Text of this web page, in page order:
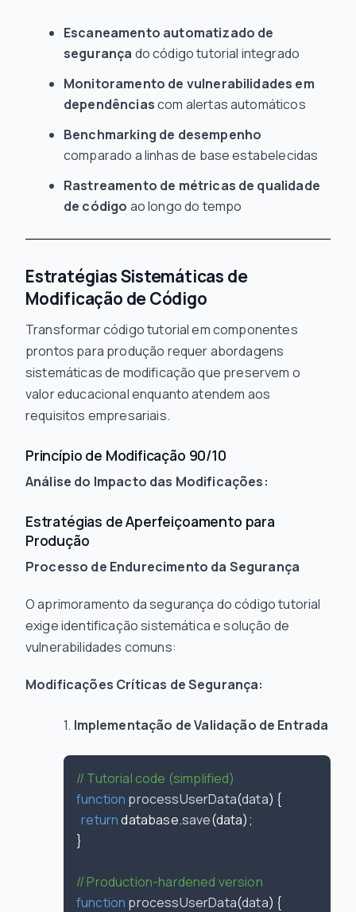
Escaneamento automatizado de
segurança do código tutorial integrado
Monitoramento de vulnerabilidades em
dependênciascom alertas automáticos
Benchmarking de desempenho
comparado a linhas de base estabelecidas
Rastreamento de métricas de qualidade
de código ao longo do tempo
Estratégias Sistemáticas de
Modificação de Código
Transformar código tutorial em componentes
prontos para produção requer abordagens
sistemáticas de modificação que preservem o
valor educacional enquanto atendem aos
requisitos empresariais.
Princípio de Modificação 90/10
Análise do Impacto das Modificações:
Estratégias de Aperfeiçoamento para
Produção
Processo de Endurecimento da Segurança
O aprimoramento da segurança do código tutorial
exige identificação sistemática e solução de
vulnerabilidades comuns:
Modificações Críticas de Segurança:
Implementação de Validação de Entrada
// Tutorial code (simplified)
function processUserData(data) {
return database.save(data);
}
// Production-hardened version
function processUserData(data) {